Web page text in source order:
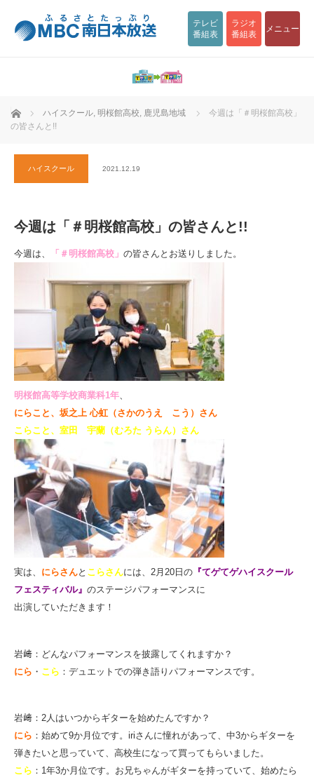
テレビ
番組表
ラジオ
番組表
メニュー
ホーム ハイスクール, 明桜館高校, 鹿児島地域
今週は「＃明桜館高校」
の皆さんと!!
ハイスクール 2021.12.19
今週は「＃明桜館高校」の皆さんと!!
今週は、 「＃明桜館高校」 の皆さんとお送りしました。
明桜館高等学校商業科1年、
にらこと、坂之上 心虹（さかのうえ こう）さん
こらこと、室田 宇蘭（むろた うらん）さん
実は、 にらさんと こらさんには、 2月20日の 『てゲてゲハイスクール
フェスティバル』 のステージパフォーマンスに
出演していただきます！
岩﨑：どんなパフォーマンスを披露してくれますか？
にら ・ こら ：デュエットでの弾き語りパフォーマンスです。
岩﨑：2人はいつからギターを始めたんですか？
にら ：始めて9か月位です。iriさんに憧れがあって、中3からギターを
弾きたいと思っていて、 高校生になって買ってもらいました。
こら ：1年3か月位です。 お兄ちゃんがギターを持っていて、始めたら